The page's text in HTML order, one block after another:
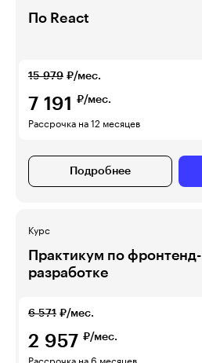
По React
15 979 ₽/мес.
7 191 ₽/мес.
Рассрочка на 12 месяцев
Подробнее
Курс
Практикум по фронтенд-
разработке
6 571 ₽/мес.
2 957 ₽/мес.